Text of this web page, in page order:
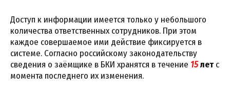
Доступ к информации имеется только у небольшого
количества ответственных сотрудников. При этом
каждое совершаемое ими действие фиксируется в
системе. Согласно российскому законодательству
сведения о заёмщике в БКИ хранятся в течение 15лет с
момента последнего их изменения.